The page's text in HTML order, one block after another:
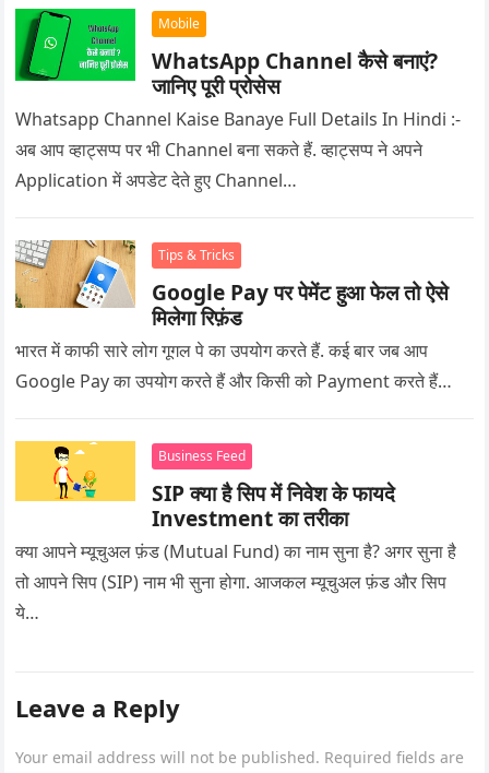
Mobile
WhatsApp Channel कैसे बनाएं?
जानिए पूरी प्रोसेस
Whatsapp Channel Kaise Banaye Full Details In Hindi :-
अब आप व्हाट्सप्प पर भी Channel बना सकते हैं. व्हाट्सप्प ने अपने
Application में अपडेट देते हुए Channel…
Tips & Tricks
Google Pay पर पेमेंट हुआ फेल तो ऐसे
मिलेगा रिफ़ंड
भारत में काफी सारे लोग गूगल पे का उपयोग करते हैं. कई बार जब आप
Google Pay का उपयोग करते हैं और किसी को Payment करते हैं…
Business Feed
SIP क्या है सिप में निवेश के फायदे
Investment का तरीका
क्या आपने म्यूचुअल फ़ंड (Mutual Fund) का नाम सुना है? अगर सुना है
तो आपने सिप (SIP) नाम भी सुना होगा. आजकल म्यूचुअल फ़ंड और सिप
ये…
Leave a Reply
Your email address will not be published. Required fields are